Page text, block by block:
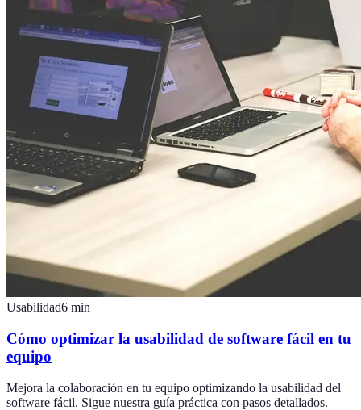
Usabilidad6 min
Cómo optimizar la usabilidad de software fácil en tu
equipo
Mejora la colaboración en tu equipo optimizando la usabilidad del
software fácil. Sigue nuestra guía práctica con pasos detallados.